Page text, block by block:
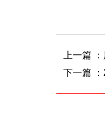
上一篇 ：
下一篇 ：